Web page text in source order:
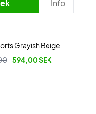
Info
Grayish Beige
594,00 SEK